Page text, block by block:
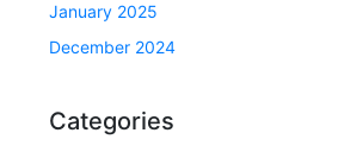
January 2025
December 2024
Categories